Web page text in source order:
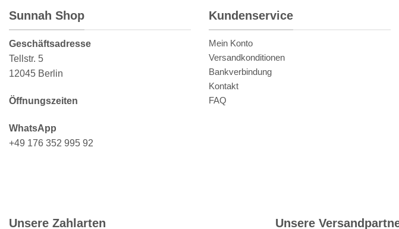
Sunnah Shop
Geschäftsadresse
Tellstr. 5
12045 Berlin
Öffnungszeiten
WhatsApp
+49 176 352 995 92
Kundenservice
Mein Konto
Versandkonditionen
Bankverbindung
Kontakt
FAQ
Unsere Zahlarten Unsere